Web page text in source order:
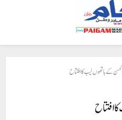
کے ہاتھوں لیب کا افتتاح
افتتاح